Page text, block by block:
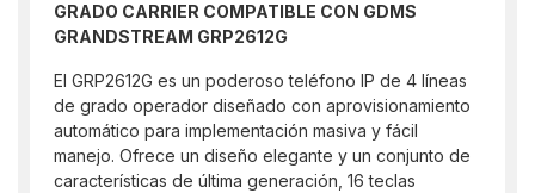
GRADO CARRIER COMPATIBLE CON GDMS
GRANDSTREAM GRP2612G
El GRP2612G es un poderoso teléfono IP de 4 líneas
de grado operador diseñado con aprovisionamiento
automático para implementación masiva y fácil
manejo. Ofrece un diseño elegante y un conjunto de
características de última generación, 16 teclas